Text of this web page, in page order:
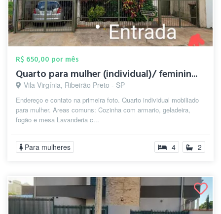
R$ 650,00 por mês
Quarto para mulher (individual)/ feminin...
Vila Virgínia, Ribeirão Preto - SP
Endereço e contato na primeira foto. Quarto individual mobiliado
para mulher. Areas comuns: Cozinha com armario, geladeira,
fogão e mesa Lavanderia c...
Para mulheres 4 2